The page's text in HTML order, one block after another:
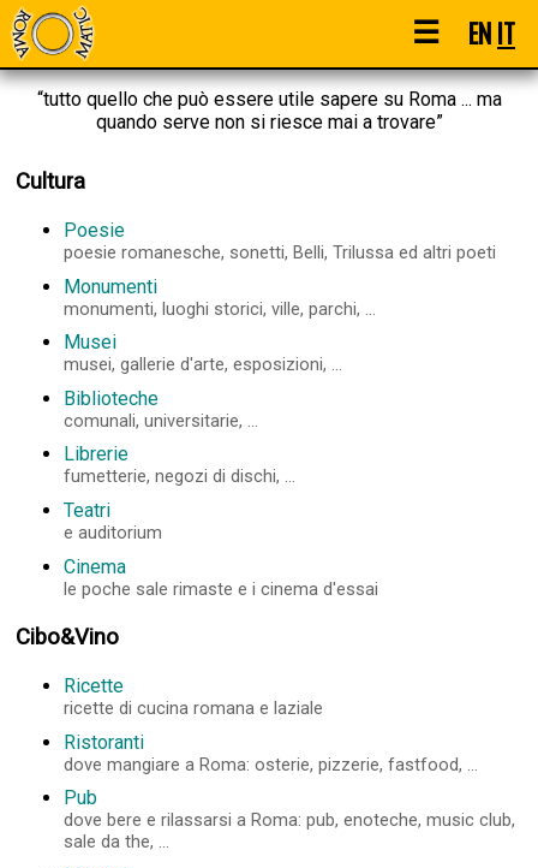
☰ ENIT
“tutto quello che può essere utile sapere su Roma ... ma
quando serve non si riesce mai a trovare”
Cultura
Poesie
poesie romanesche, sonetti, Belli, Trilussa ed altri poeti
Monumenti
monumenti, luoghi storici, ville, parchi, ...
Musei
musei, gallerie d'arte, esposizioni, ...
Biblioteche
comunali, universitarie, ...
Librerie
fumetterie, negozi di dischi, ...
Teatri
e auditorium
Cinema
le poche sale rimaste e i cinema d'essai
Cibo&Vino
Ricette
ricette di cucina romana e laziale
Ristoranti
dove mangiare a Roma: osterie, pizzerie, fastfood, ...
Pub
dove bere e rilassarsi a Roma: pub, enoteche, music club,
sale da the, ...